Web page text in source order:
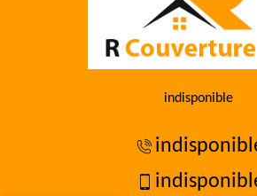
indisponible